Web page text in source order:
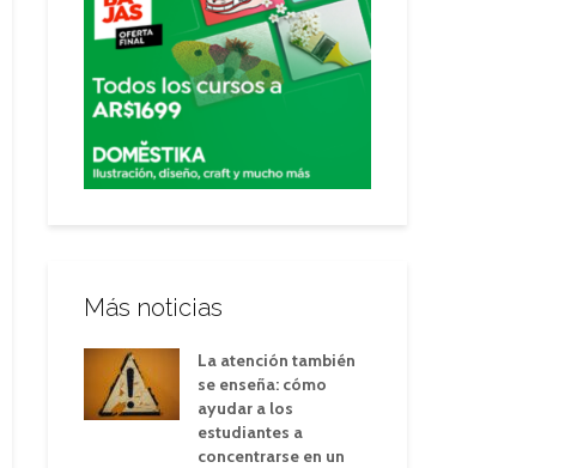
Más noticias
La atención también
se enseña: cómo
ayudar a los
estudiantes a
concentrarse en un